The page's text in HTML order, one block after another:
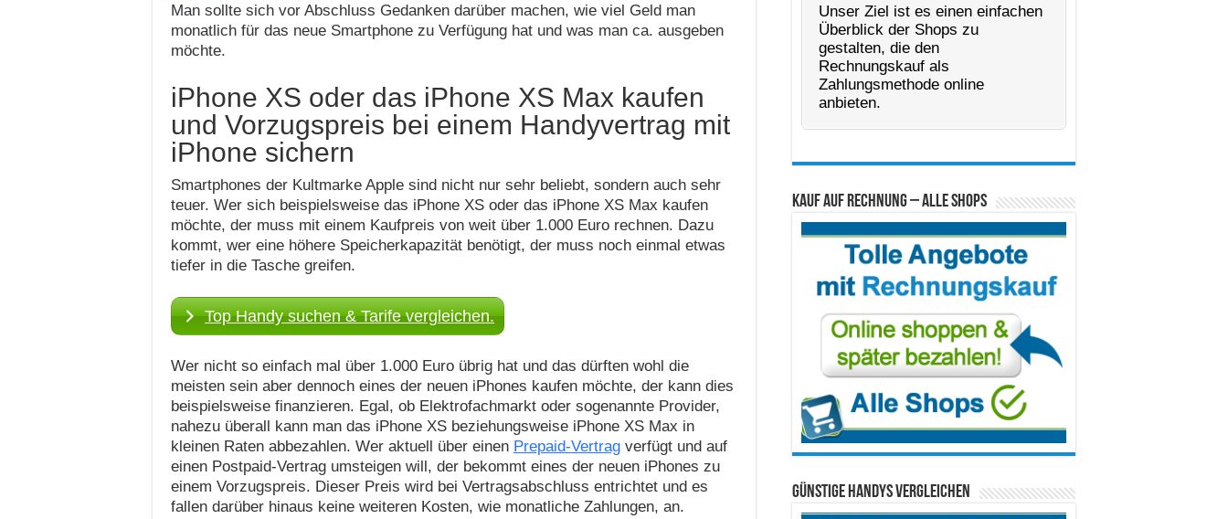
Man sollte sich vor Abschluss Gedanken darüber machen, wie viel Geld man
monatlich für das neue Smartphone zu Verfügung hat und was man ca. ausgeben
möchte.
iPhone XS oder das iPhone XS Max kaufen
und Vorzugspreis bei einem Handyvertrag mit
iPhone sichern
Smartphones der Kultmarke Apple sind nicht nur sehr beliebt, sondern auch sehr
teuer. Wer sich beispielsweise das iPhone XS oder das iPhone XS Max kaufen
möchte, der muss mit einem Kaufpreis von weit über 1.000 Euro rechnen. Dazu
kommt, wer eine höhere Speicherkapazität benötigt, der muss noch einmal etwas
tiefer in die Tasche greifen.
Top Handy suchen & Tarife vergleichen.
Wer nicht so einfach mal über 1.000 Euro übrig hat und das dürften wohl die
meisten sein aber dennoch eines der neuen iPhones kaufen möchte, der kann dies
beispielsweise finanzieren. Egal, ob Elektrofachmarkt oder sogenannte Provider,
nahezu überall kann man das iPhone XS beziehungsweise iPhone XS Max in
kleinen Raten abbezahlen. Wer aktuell über einen Prepaid-Vertrag verfügt und auf
einen Postpaid-Vertrag umsteigen will, der bekommt eines der neuen iPhones zu
einem Vorzugspreis. Dieser Preis wird bei Vertragsabschluss entrichtet und es
fallen darüber hinaus keine weiteren Kosten, wie monatliche Zahlungen, an.
Unser Ziel ist es einen einfachen
Überblick der Shops zu
gestalten, die den
Rechnungskauf als
Zahlungsmethode online
anbieten.
Kauf auf Rechnung – Alle Shops
Günstige Handys vergleichen